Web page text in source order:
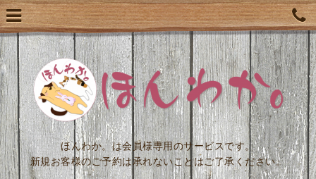
ほんわか。は会員様専用のサービスです。
新規お客様のご予約は承れないことはご了承ください。